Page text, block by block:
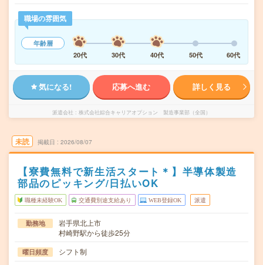
職場の雰囲気
年齢層
20代
30代 40代 50代 60代
気になる! 応募へ進む 詳しく見る
派遣会社 株式会社綜合キャリアオプション 製造事業部（全国）
未読 掲載日 2026/08/07
【寮費無料で新生活スタート＊】半導体製造
部品のピッキング/日払いOK
職種未経験OK 交通費別途支給あり WEB登録OK 派遣
勤務地
岩手県北上市
村崎野駅から徒歩25分
曜日頻度 シフト制